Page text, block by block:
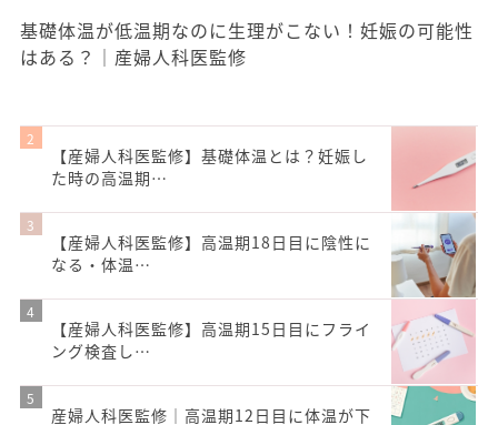
基礎体温が低温期なのに生理がこない！妊娠の可能性
はある？｜産婦人科医監修
【産婦人科医監修】基礎体温とは？妊娠し
た時の高温期…
【産婦人科医監修】高温期18日目に陰性に
なる・体温…
【産婦人科医監修】高温期15日目にフライ
ング検査し…
産婦人科医監修｜高温期12日目に体温が下